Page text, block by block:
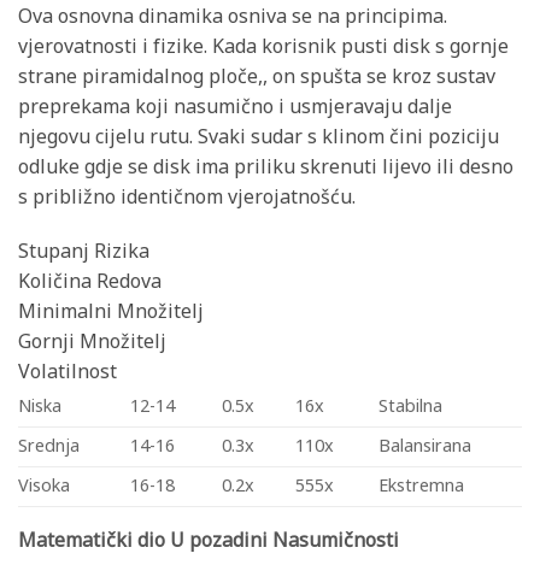
Ova osnovna dinamika osniva se na principima.
vjerovatnosti i fizike. Kada korisnik pusti disk s gornje
strane piramidalnog ploče,, on spušta se kroz sustav
preprekama koji nasumično i usmjeravaju dalje
njegovu cijelu rutu. Svaki sudar s klinom čini poziciju
odluke gdje se disk ima priliku skrenuti lijevo ili desno
s približno identičnom vjerojatnošću.
Stupanj Rizika
Količina Redova
Minimalni Množitelj
Gornji Množitelj
Volatilnost
Niska 12-14 0.5x 16x
Stabilna
Srednja
14-16 0.3x 110x
Balansirana
Visoka
16-18 0.2x 555x Ekstremna
Matematički dio U pozadini Nasumičnosti